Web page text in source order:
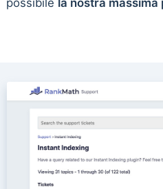
possibile la nostra massima